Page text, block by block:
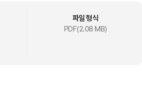
들과 신학생들에게도 영적 성숙에 대한 상당한
한 것들을 번역한 것이다. 제목은 스펄전의 시
파일 형식
PDF(2.08 MB)